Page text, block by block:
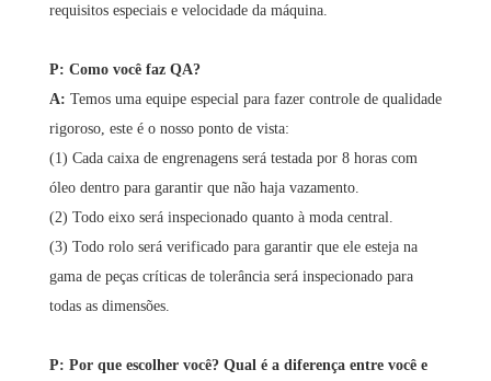
requisitos especiais e velocidade da máquina.
P: Como você faz QA?
A: Temos uma equipe especial para fazer controle de qualidade
rigoroso, este é o nosso ponto de vista:
(1) Cada caixa de engrenagens será testada por 8 horas com
óleo dentro para garantir que não haja vazamento.
(2) Todo eixo será inspecionado quanto à moda central.
(3) Todo rolo será verificado para garantir que ele esteja na
gama de peças críticas de tolerância será inspecionado para
todas as dimensões.
P: Por que escolher você? Qual é a diferença entre você e